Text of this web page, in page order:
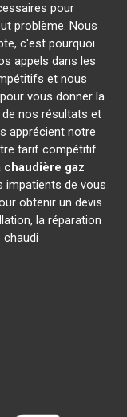
pour
problème. Nous
c'est pourquoi
appels dans les
et nous
vous donner la
nos résultats et
apprécient notre
tarif compétitif.
chaudière gaz
impatients de vous
obtenir un devis
la réparation